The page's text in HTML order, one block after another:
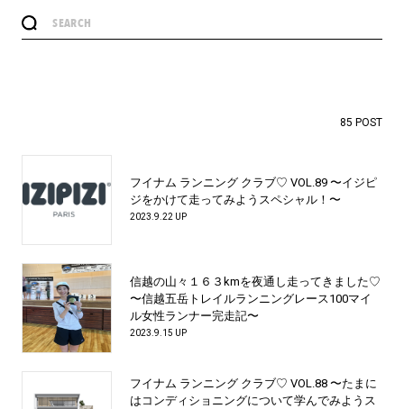
85 POST
フイナム ランニング クラブ♡ VOL.89 〜イジピ
ジをかけて走ってみようスペシャル！〜
2023.9.22 UP
信越の山々１６３kmを夜通し走ってきました♡
〜信越五岳トレイルランニングレース100マイ
ル女性ランナー完走記〜
2023.9.15 UP
フイナム ランニング クラブ♡ VOL.88 〜たまに
はコンディショニングについて学んでみようス